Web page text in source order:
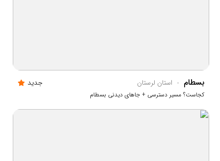
بسطام استان لرستان جدید
کجاست؟ مسیر دسترسی + جاهای دیدنی بسطام